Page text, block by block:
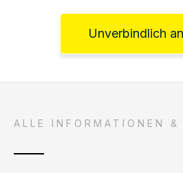
Unverbindlich
ALLE INFORMATIONEN &